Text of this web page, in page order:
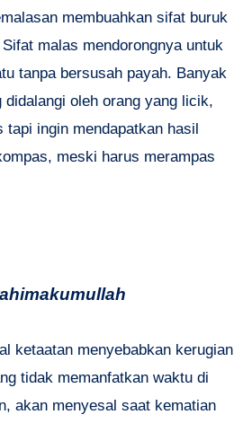
membuahkan sifat buruk
malas mendorongnya untuk
tanpa bersusah payah. Banyak
oleh orang yang licik,
ingin mendapatkan hasil
meski harus merampas
ketaatan menyebabkan kerugian
tidak memanfatkan waktu di
akan menyesal saat kematian